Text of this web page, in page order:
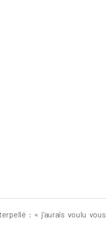
: « j’aurais voulu vous